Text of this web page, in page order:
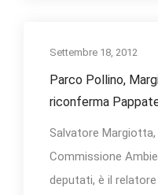
Settembre 18, 2012
Parco Pollino,
riconferma
Salvatore
Commissione
deputati, è il